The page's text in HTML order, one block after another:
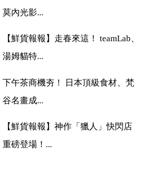
莫內光影...
【鮮貨報報】走春來這！ teamLab、
湯姆貓特...
下午茶商機夯！ 日本頂級食材、梵
谷名畫成...
【鮮貨報報】神作「獵人」快閃店
重磅登場！...